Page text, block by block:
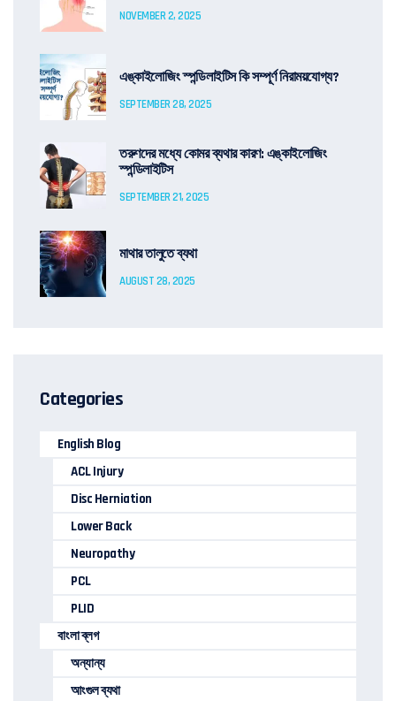
NOVEMBER 2, 2025
এঙ্কাইলোজিং স্পন্ডিলাইটিস কি সম্পূর্ণ নিরাময়যোগ্য?
SEPTEMBER 28, 2025
তরুণদের মধ্যে কোমর ব্যথার কারণ: এঙ্কাইলোজিং
স্পন্ডিলাইটিস
SEPTEMBER 21, 2025
মাথার তালুতে ব্যথা
AUGUST 28, 2025
Categories
English Blog
ACL Injury
Disc Herniation
Lower Back
Neuropathy
PCL
PLID
বাংলা ব্লগ
অন্যান্য
আংগুল ব্যথা